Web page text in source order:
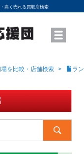
高く売れる買取店検索
べる
を比較・店舗検索 ラ